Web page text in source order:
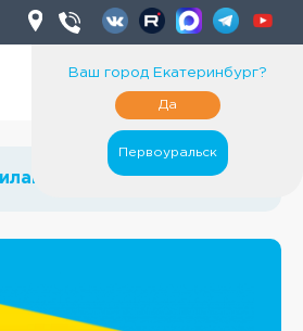
Ваш город Екатеринбург?
Да
Первоуральск
осмотры